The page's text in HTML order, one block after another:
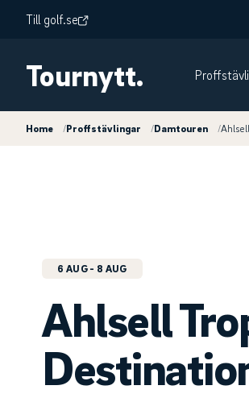
Till golf.se
Tournytt.
Home /Proffstävlingar /Damtouren /
6 AUG- 8 AUG
Ahlsell